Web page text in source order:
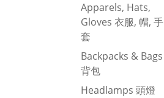
Apparels, Hats,
Gloves 衣服, 帽, 手
套
Backpacks & Bags
背包
Headlamps 頭燈